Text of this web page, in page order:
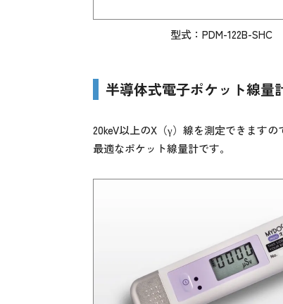
型式：PDM-122B-SHC
半導体式電子ポケット線
20keV以上のX（γ）線を測定できます
最適なポケット線量計です。